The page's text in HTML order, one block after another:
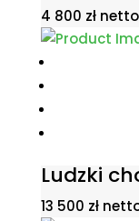
4 800 zł netto
Ludzki
13 500 zł